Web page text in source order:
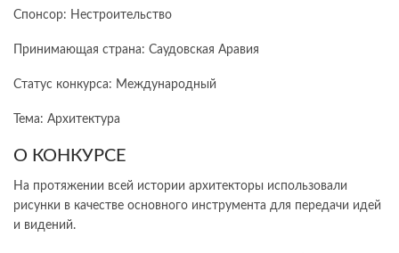
Спонсор: Нестроительство
Принимающая страна: Саудовская Аравия
Статус конкурса: Международный
Тема: Архитектура
О КОНКУРСЕ
На протяжении всей истории архитекторы использовали
рисунки в качестве основного инструмента для передачи идей
и видений.